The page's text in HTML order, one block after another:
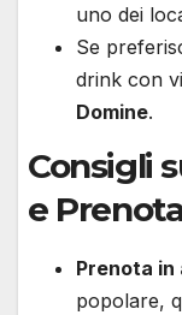
uno dei
Se
drink con
Domine.
Consigli
e
Prenota
popolare,